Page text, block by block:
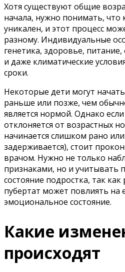
Хотя существуют общие
начала, нужно понимать, что
уникален, и этот процесс
разному. Индивидуальные
генетика, здоровье,
и даже климатические
сроки.
Некоторые дети могут
раньше или позже, чем
является нормой. Однако
отклоняется от возрастных
начинается слишком рано
задерживается), стоит
врачом. Нужно не только
признаками, но и учитывать
состояние подростка, так
пубертат может повлиять на
эмоциональное состояние.
Какие
происходят